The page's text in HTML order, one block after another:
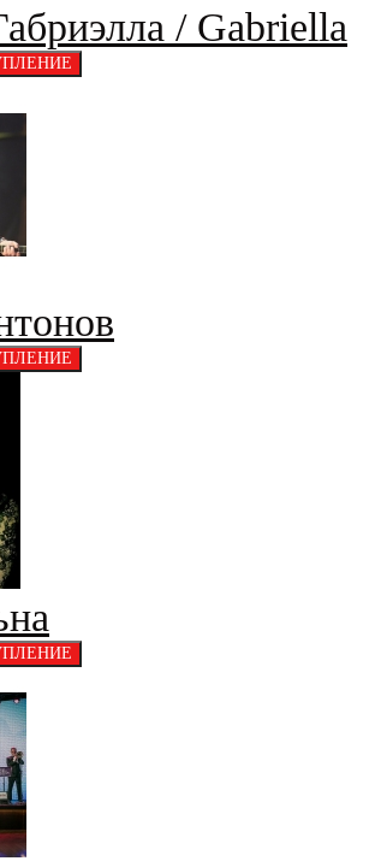
/ Gabriella